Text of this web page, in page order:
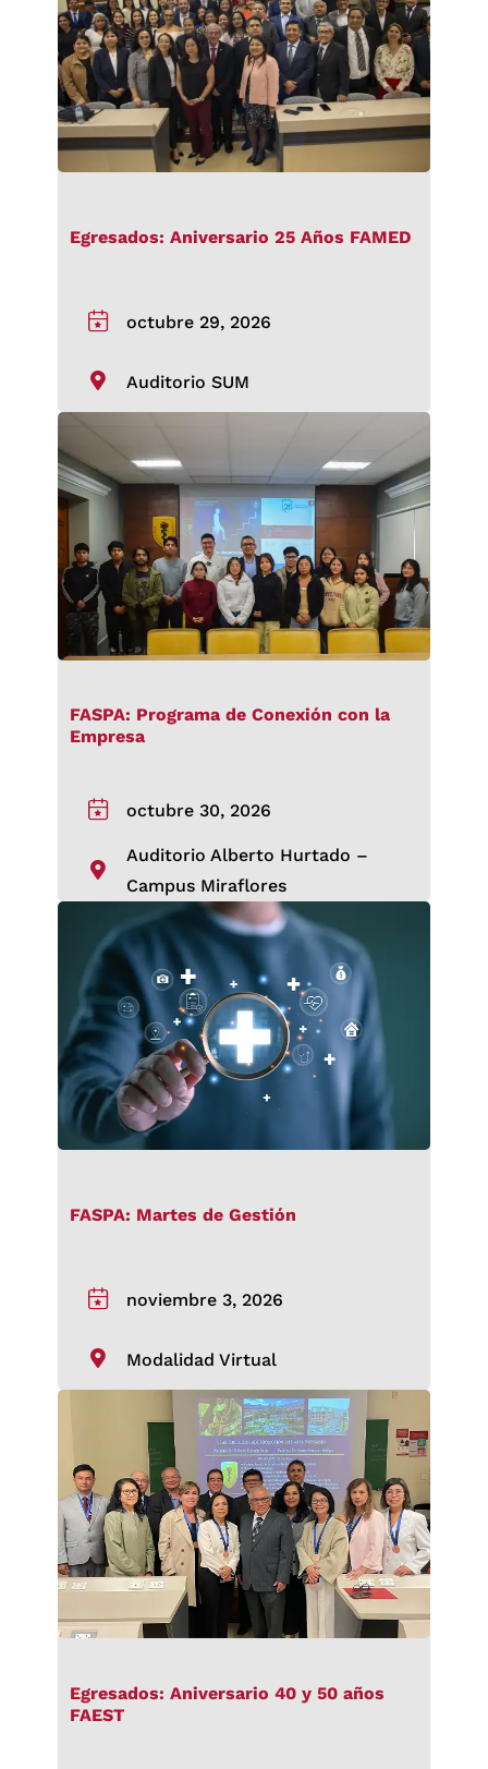
Egresados: Aniversario 25 Años FAMED
octubre 29, 2026
Auditorio SUM
FASPA: Programa de Conexión con la
Empresa
octubre 30, 2026
Auditorio Alberto Hurtado –
Campus Miraflores
FASPA: Martes de Gestión
noviembre 3, 2026
Modalidad Virtual
Egresados: Aniversario 40 y 50 años
FAEST